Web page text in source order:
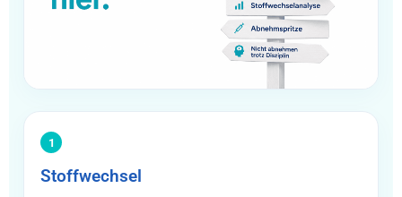
1
Stoffwechsel